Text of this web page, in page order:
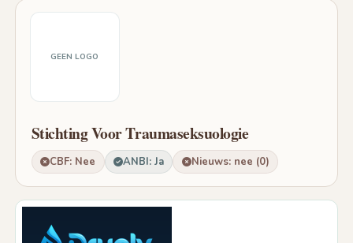
GEEN LOGO
Stichting Voor Traumaseksuologie
CBF: Nee ANBI: Ja Nieuws: nee (0)